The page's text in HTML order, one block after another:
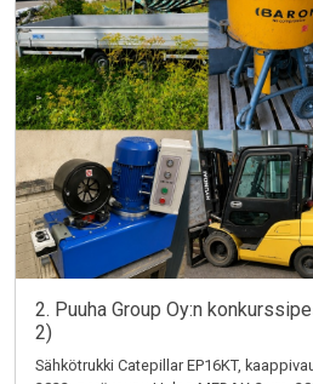
2. Puuha Group Oy:n
2)
Sähkötrukki Catepillar EP16KT,